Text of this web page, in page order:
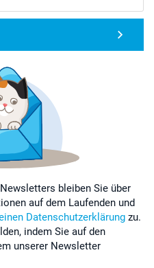
bleiben Sie über
auf dem Laufenden und
Datenschutzerklärung zu.
indem Sie auf den
unserer Newsletter